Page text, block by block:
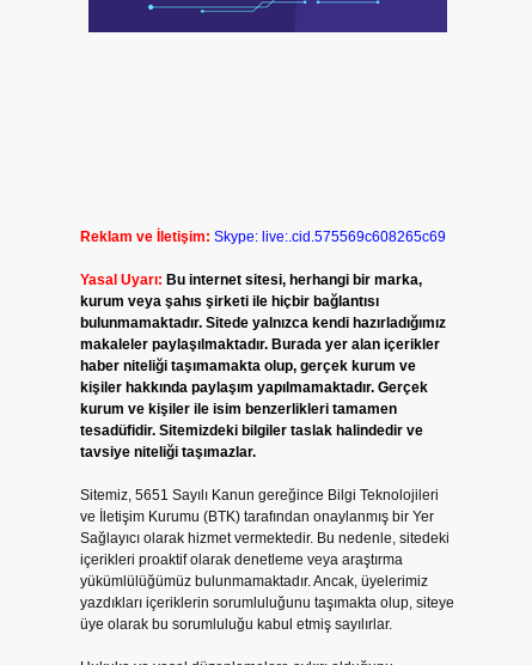
Reklam ve İletişim: Skype: live:.cid.575569c608265c69
Yasal Uyarı: Bu internet sitesi, herhangi bir marka,
kurum veya şahıs şirketi ile hiçbir bağlantısı
bulunmamaktadır. Sitede yalnızca kendi hazırladığımız
makaleler paylaşılmaktadır. Burada yer alan içerikler
haber niteliği taşımamakta olup, gerçek kurum ve
kişiler hakkında paylaşım yapılmamaktadır. Gerçek
kurum ve kişiler ile isim benzerlikleri tamamen
tesadüfidir. Sitemizdeki bilgiler taslak halindedir ve
tavsiye niteliği taşımazlar.
Sitemiz, 5651 Sayılı Kanun gereğince Bilgi Teknolojileri
ve İletişim Kurumu (BTK) tarafından onaylanmış bir Yer
Sağlayıcı olarak hizmet vermektedir. Bu nedenle, sitedeki
içerikleri proaktif olarak denetleme veya araştırma
yükümlülüğümüz bulunmamaktadır. Ancak, üyelerimiz
yazdıkları içeriklerin sorumluluğunu taşımakta olup, siteye
üye olarak bu sorumluluğu kabul etmiş sayılırlar.